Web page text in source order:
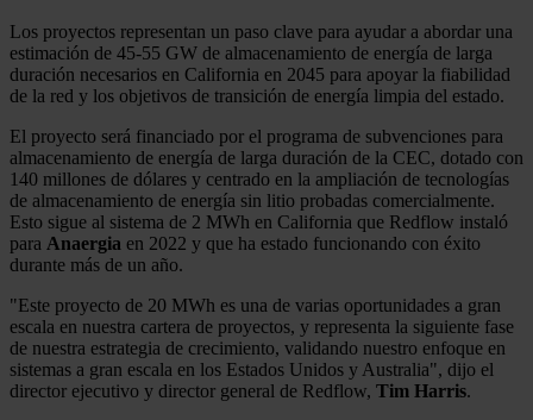
Los proyectos representan un paso clave para ayudar a abordar una
estimación de 45-55 GW de almacenamiento de energía de larga
duración necesarios en California en 2045 para apoyar la fiabilidad
de la red y los objetivos de transición de energía limpia del estado.
El proyecto será financiado por el programa de subvenciones para
almacenamiento de energía de larga duración de la CEC, dotado con
140 millones de dólares y centrado en la ampliación de tecnologías
de almacenamiento de energía sin litio probadas comercialmente.
Esto sigue al sistema de 2 MWh en California que Redflow instaló
para Anaergia en 2022 y que ha estado funcionando con éxito
durante más de un año.
"Este proyecto de 20 MWh es una de varias oportunidades a gran
escala en nuestra cartera de proyectos, y representa la siguiente fase
de nuestra estrategia de crecimiento, validando nuestro enfoque en
sistemas a gran escala en los Estados Unidos y Australia", dijo el
director ejecutivo y director general de Redflow, Tim Harris.